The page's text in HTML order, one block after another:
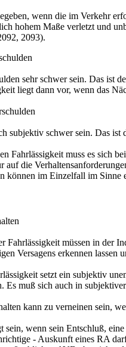
wenn die im Verkehr
hohem Maße verletzt und
2093).
sehr schwer sein. Das ist
liegt dann vor, wenn das
subjektiv schwer sein. Das
Fahrlässigkeit muss es sich
auf die
können im Einzelfall im
Fahrlässigkeit müssen in der
Versagens erkennen
setzt ein subjektiv
Es muß sich auch in
kann zu verneinen sein,
wenn sein Entschluß,
- Auskunft eines RA